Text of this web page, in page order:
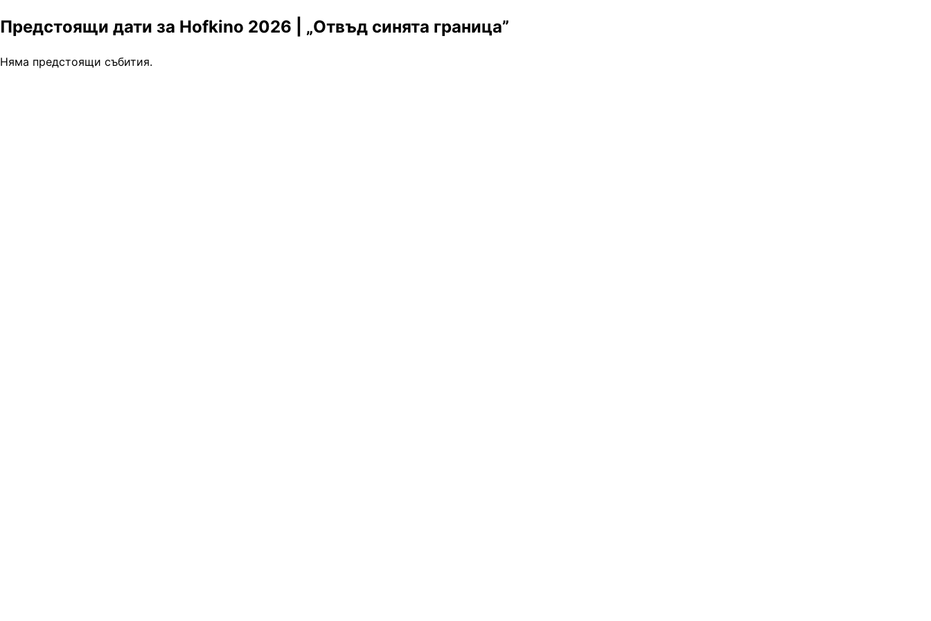
Предстоящи дати за Hofkino 2026 | „Отвъд синята граница”
Няма предстоящи събития.